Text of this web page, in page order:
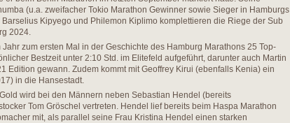
(u.a. zweifacher Tokio Marathon Gewinner sowie Sieger in Hamburgs
Kipyego und Philemon Kiplimo komplettieren die Riege der Sub
2024.
zum ersten Mal in der Geschichte des Hamburg Marathons 25 Top-
Bestzeit unter 2:10 Std. im Elitefeld aufgeführt, darunter auch Martin
Edition gewann. Zudem kommt mit Geoffrey Kirui (ebenfalls Kenia) ein
in die Hansestadt.
wird bei den Männern neben Sebastian Hendel (bereits
Tom Gröschel vertreten. Hendel lief bereits beim Haspa Marathon
mit, als parallel seine Frau Kristina Hendel einen starken